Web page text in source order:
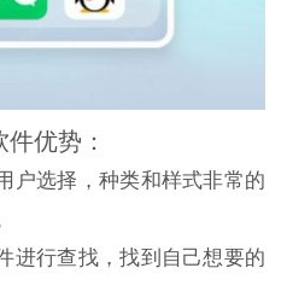
优势：
户选择，种类和样式非常的
进行查找，找到自己想要的